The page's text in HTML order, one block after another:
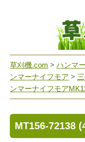
草刈機.com > ハンマ
ンマーナイフモア >
ンマーナイフモア
MT156-72138